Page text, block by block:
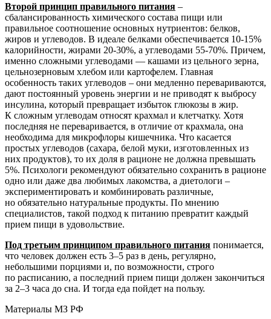
Второй принцип правильного питания –
сбалансированность химического состава пищи или
правильное соотношение основных нутриентов: белков,
жиров и углеводов. В идеале белками обеспечивается 10-15%
калорийности, жирами 20-30%, а углеводами 55-70%. Причем,
именно сложными углеводами — кашами из цельного зерна,
цельнозерновым хлебом или картофелем. Главная
особенность таких углеводов – они медленно перевариваются,
дают постоянный уровень энергии и не приводят к выбросу
инсулина, который превращает избыток глюкозы в жир.
К сложным углеводам относят крахмал и клетчатку. Хотя
последняя не переваривается, в отличие от крахмала, она
необходима для микрофлоры кишечника. Что касается
простых углеводов (сахара, белой муки, изготовленных из
них продуктов), то их доля в рационе не должна превышать
5%. Психологи рекомендуют обязательно сохранить в рационе
одно или даже два любимых лакомства, а диетологи –
экспериментировать и комбинировать различные,
но обязательно натуральные продукты. По мнению
специалистов, такой подход к питанию превратит каждый
прием пищи в удовольствие.
Под третьим принципом правильного питания понимается,
что человек должен есть 3–5 раз в день, регулярно,
небольшими порциями и, по возможности, строго
по расписанию, а последний прием пищи должен закончиться
за 2–3 часа до сна. И тогда еда пойдет на пользу.
Материалы МЗ РФ